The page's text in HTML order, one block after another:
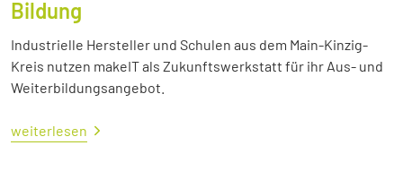
Bildung
Industrielle Hersteller und Schulen aus dem Main-Kinzig-
Kreis nutzen makeIT als Zukunftswerkstatt für ihr Aus- und
Weiterbildungsangebot.
weiterlesen